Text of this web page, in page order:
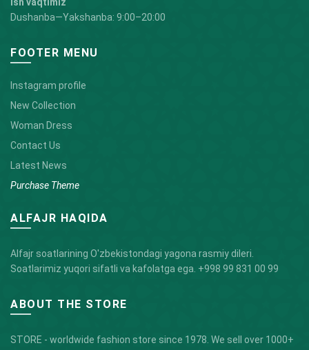
Dushanba—Yakshanba: 9:00–20:00
FOOTER MENU
Instagram profile
New Collection
Woman Dress
Contact Us
Latest News
Purchase Theme
ALFAJR HAQIDA
Alfajr soatlarining O'zbekistondagi yagona rasmiy dileri.
Soatlarimiz yuqori sifatli va kafolatga ega. +998 99 831 00 99
ABOUT THE STORE
STORE - worldwide fashion store since 1978. We sell over 1000+